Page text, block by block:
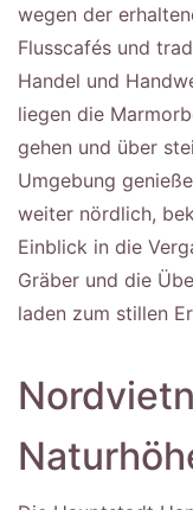
wegen der
Flusscafés und
Handel und
liegen die
gehen und über
Umgebung
weiter nördlich,
Einblick in die
Gräber und die
laden zum stillen